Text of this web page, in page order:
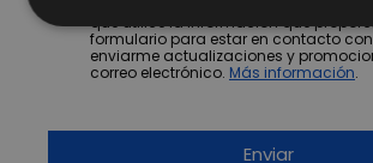
que utilice la información que
formulario para estar en contacto
enviarme actualizaciones y
correo electrónico. Más información.